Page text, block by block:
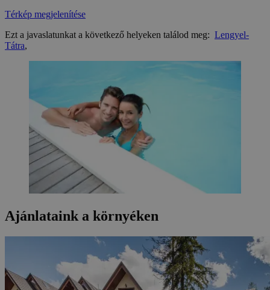
Térkép megjelenítése
Ezt a javaslatunkat a következő helyeken találod meg: Lengyel-
Tátra,
Ajánlataink a környéken